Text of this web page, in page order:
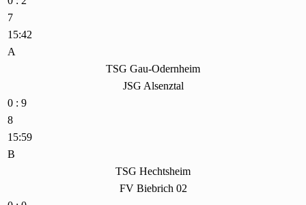
7
15:42
A
TSG Gau-Odernheim
JSG Alsenztal
0 : 9
8
15:59
B
TSG Hechtsheim
FV Biebrich 02